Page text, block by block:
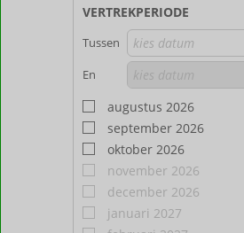
VERTREKPERIODE
Tussen
En
augustus 2026
september 2026
oktober 2026
november 2026
december 2026
januari 2027